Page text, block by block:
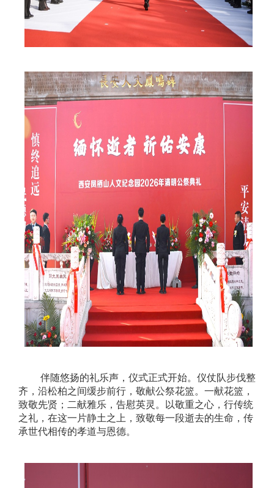
伴随悠扬的礼乐声，仪式正式开始。仪仗队步伐整
齐，沿松柏之间缓步前行，敬献公祭花篮。一献花篮，
致敬先贤；二献雅乐，告慰英灵。以敬重之心，行传统
之礼，在这一片静土之上，致敬每一段逝去的生命，传
承世代相传的孝道与恩德。